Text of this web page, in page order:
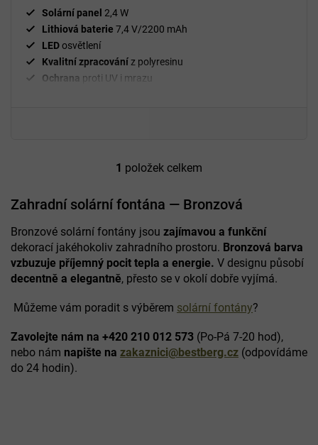
Solární panel 2,4 W
Lithiová baterie 7,4 V/2200 mAh
LEDosvětlení
Kvalitní zpracováníz polyresinu
Ochrana proti UV i mrazu
O
l
á
d
a
c
í
p
v
y
v
ý
1 položek celkem
Zahradní solární fontána — Bronzová
Bronzové solární fontány jsou zajímavou a funkční
dekorací jakéhokoliv zahradního prostoru. Bronzová barva
vzbuzuje příjemný pocit tepla a energie. V designu působí
decentně a elegantně, přesto se v okolí dobře vyjímá.
Můžeme vám poradit s výběrem solární fontány?
Zavolejte nám na +420 210 012 573 (Po-Pá 7-20 hod),
nebo nám napište na zakaznici@bestberg.cz (odpovídáme
do 24 hodin).